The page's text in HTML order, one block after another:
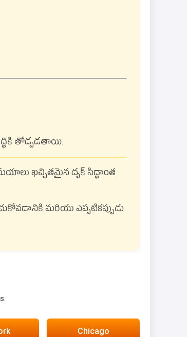
తోడ్పడతాయి.
ఖచ్చితమైన దృక్ సిద్ధాంత
మరియు ఎప్పటికప్పుడు
Chicago